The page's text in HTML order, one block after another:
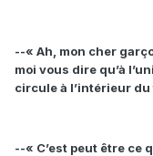
--« Ah, mon cher
moi vous dire qu’à
circule à l’intérieur
--« C’est peut être ce